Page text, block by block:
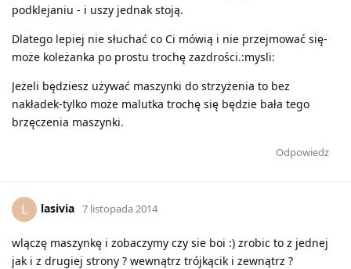
podklejaniu - i uszy jednak stoją.
Dlatego lepiej nie słuchać co Ci mówią i nie przejmować się-
może koleżanka po prostu trochę zazdrości.:mysli:
Jeżeli będziesz używać maszynki do strzyżenia to bez
nakładek-tylko może malutka trochę się będzie bała tego
brzęczenia maszynki.
Odpowiedz
L lasivia 7 listopada 2014
wlączę maszynkę i zobaczymy czy sie boi :) zrobic to z jednej
jak i z drugiej strony ? wewnątrz trójkącik i zewnątrz ?